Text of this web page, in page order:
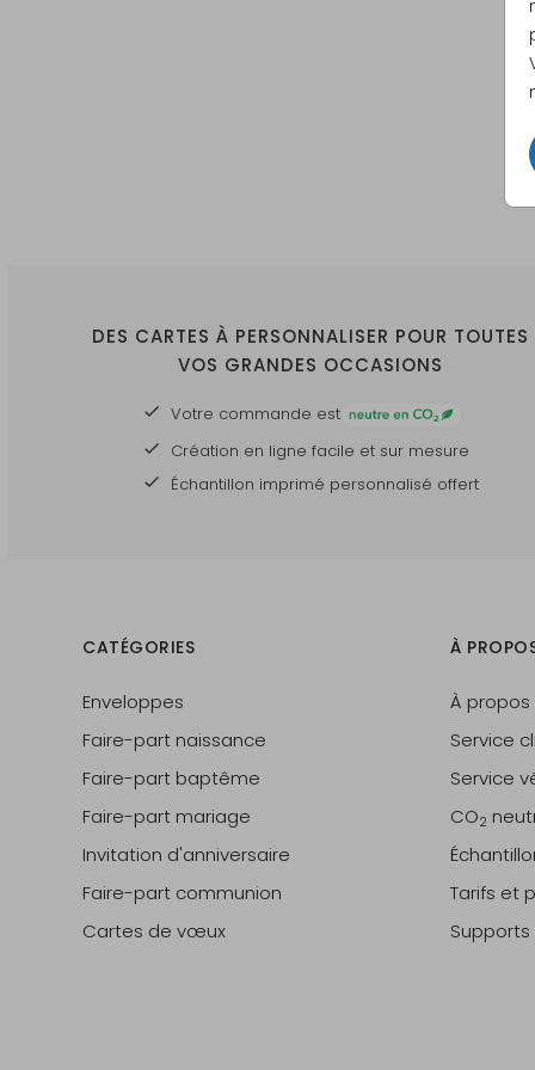
DES CARTES À PERSONNALISER POUR TOUTES
VOS GRANDES OCCASIONS
Votre commande est
Création en ligne facile et sur mesure
Échantillon imprimé personnalisé offert
CATÉGORIES
Enveloppes
Faire-part naissance
Faire-part baptême
Faire-part mariage
Invitation d'anniversaire
Faire-part communion
Cartes de vœux
À
À
Service
Service
CO2
Tarifs et
Supports